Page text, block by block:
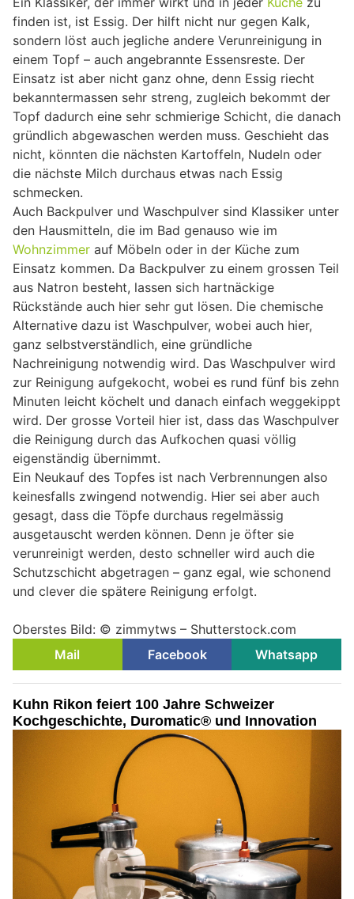
finden ist, ist Essig. Der hilft nicht nur gegen Kalk,
sondern löst auch jegliche andere Verunreinigung in
einem Topf – auch angebrannte Essensreste. Der
Einsatz ist aber nicht ganz ohne, denn Essig riecht
bekanntermassen sehr streng, zugleich bekommt der
Topf dadurch eine sehr schmierige Schicht, die danach
gründlich abgewaschen werden muss. Geschieht das
nicht, könnten die nächsten Kartoffeln, Nudeln oder
die nächste Milch durchaus etwas nach Essig
schmecken.
Auch Backpulver und Waschpulver sind Klassiker unter
den Hausmitteln, die im Bad genauso wie im
Wohnzimmer auf Möbeln oder in der Küche zum
Einsatz kommen. Da Backpulver zu einem grossen Teil
aus Natron besteht, lassen sich hartnäckige
Rückstände auch hier sehr gut lösen. Die chemische
Alternative dazu ist Waschpulver, wobei auch hier,
ganz selbstverständlich, eine gründliche
Nachreinigung notwendig wird. Das Waschpulver wird
zur Reinigung aufgekocht, wobei es rund fünf bis zehn
Minuten leicht köchelt und danach einfach weggekippt
wird. Der grosse Vorteil hier ist, dass das Waschpulver
die Reinigung durch das Aufkochen quasi völlig
eigenständig übernimmt.
Ein Neukauf des Topfes ist nach Verbrennungen also
keinesfalls zwingend notwendig. Hier sei aber auch
gesagt, dass die Töpfe durchaus regelmässig
ausgetauscht werden können. Denn je öfter sie
verunreinigt werden, desto schneller wird auch die
Schutzschicht abgetragen – ganz egal, wie schonend
und clever die spätere Reinigung erfolgt.
Oberstes Bild: © zimmytws – Shutterstock.com
Mail
Facebook Whatsapp
Kuhn Rikon feiert 100 Jahre Schweizer
Kochgeschichte, Duromatic® und Innovation